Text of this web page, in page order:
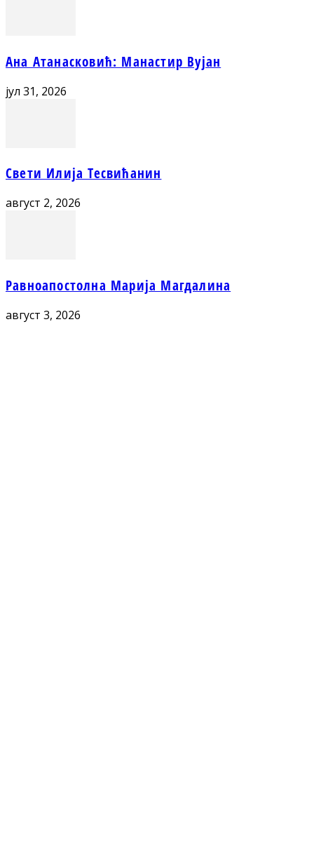
Ана Атанасковић: Манастир Вујан
јул 31, 2026
Свети Илија Тесвићанин
август 2, 2026
Равноапостолна Марија Магдалина
август 3, 2026